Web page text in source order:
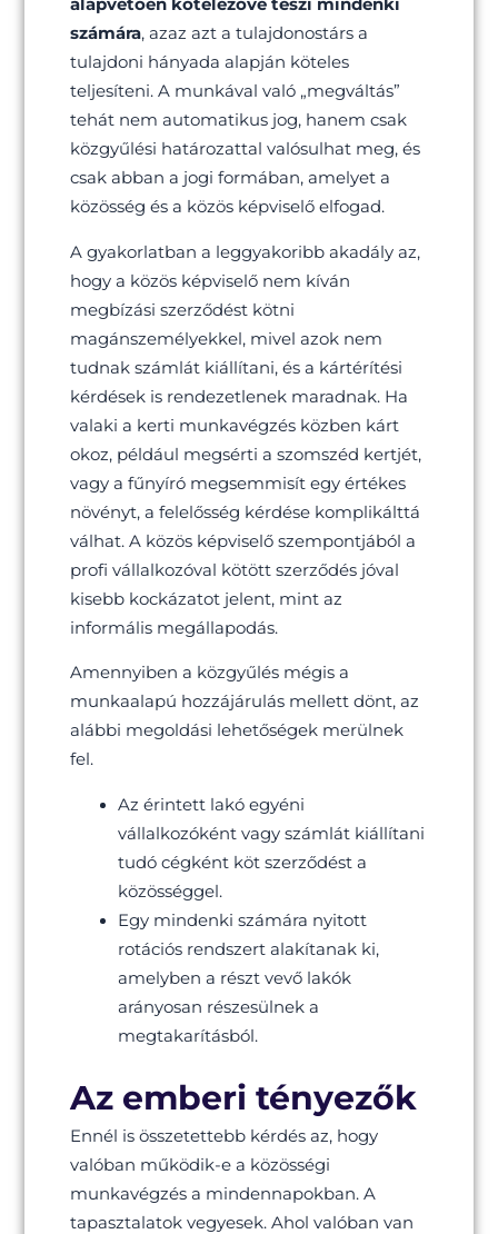
alapvetően kötelezővé teszi mindenki
számára, azaz azt a tulajdonostárs a
tulajdoni hányada alapján köteles
teljesíteni. A munkával való „megváltás”
tehát nem automatikus jog, hanem csak
közgyűlési határozattal valósulhat meg, és
csak abban a jogi formában, amelyet a
közösség és a közös képviselő elfogad.
A gyakorlatban a leggyakoribb akadály az,
hogy a közös képviselő nem kíván
megbízási szerződést kötni
magánszemélyekkel, mivel azok nem
tudnak számlát kiállítani, és a kártérítési
kérdések is rendezetlenek maradnak. Ha
valaki a kerti munkavégzés közben kárt
okoz, például megsérti a szomszéd kertjét,
vagy a fűnyíró megsemmisít egy értékes
növényt, a felelősség kérdése komplikálttá
válhat. A közös képviselő szempontjából a
profi vállalkozóval kötött szerződés jóval
kisebb kockázatot jelent, mint az
informális megállapodás.
Amennyiben a közgyűlés mégis a
munkaalapú hozzájárulás mellett dönt, az
alábbi megoldási lehetőségek merülnek
fel.
Az érintett lakó egyéni
vállalkozóként vagy számlát kiállítani
tudó cégként köt szerződést a
közösséggel.
Egy mindenki számára nyitott
rotációs rendszert alakítanak ki,
amelyben a részt vevő lakók
arányosan részesülnek a
megtakarításból.
Az emberi tényezők
Ennél is összetettebb kérdés az, hogy
valóban működik-e a közösségi
munkavégzés a mindennapokban. A
tapasztalatok vegyesek. Ahol valóban van